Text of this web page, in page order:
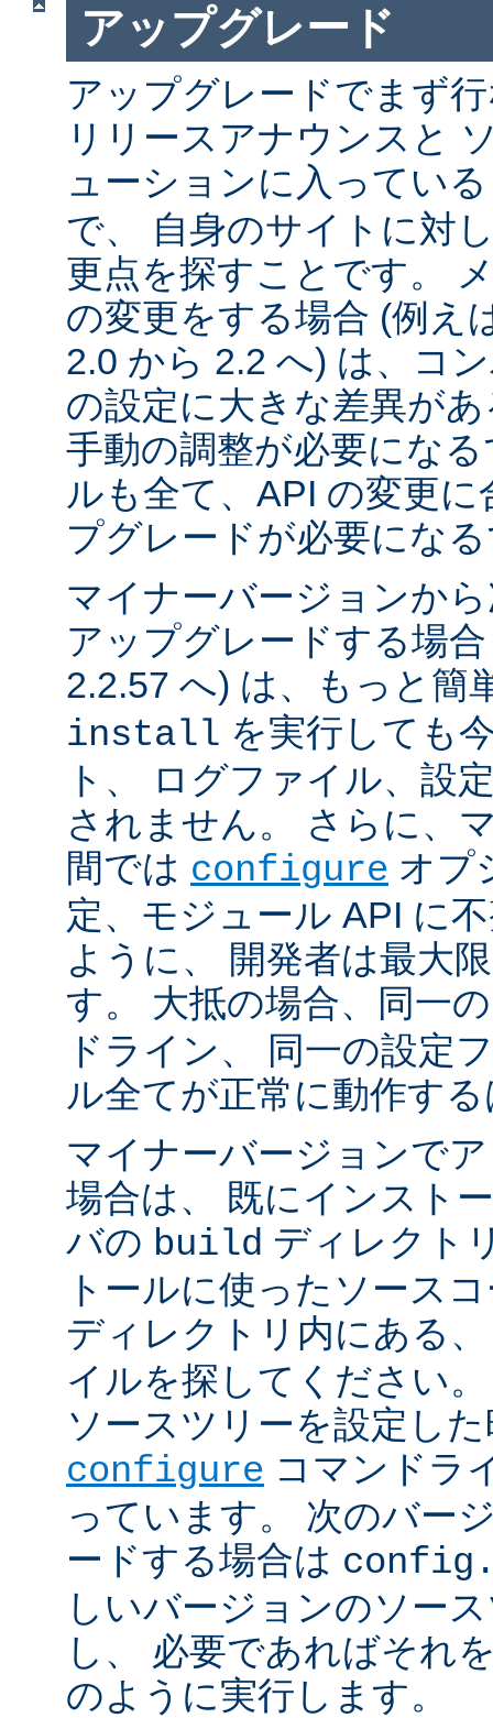
アップグレード
アップグレードでまず
リリースアナウンスと
ューションに入ってい
で、 自身のサイトに対
更点を探すことです。
の変更をする場合 (例え
2.0 から 2.2 へ) は、コ
の設定に大きな差異が
手動の調整が必要にな
ルも全て、API の変更
プグレードが必要にな
マイナーバージョンか
アップグレードする場
2.2.57 へ) は、もっと簡
install を実行しても
ト、 ログファイル、設
されません。 さらに、
間では configure オプ
定、モジュール API に
ように、 開発者は最大
す。 大抵の場合、同一
ドライン、 同一の設定
ル全てが正常に動作す
マイナーバージョンで
場合は、 既にインスト
バの build ディレクト
トールに使ったソース
ディレクトリ内にある
イルを探してください
ソースツリーを設定し
configure コマンドラ
っています。 次のバー
ードする場合は
しいバージョンのソー
し、 必要であればそれ
のように実行します。